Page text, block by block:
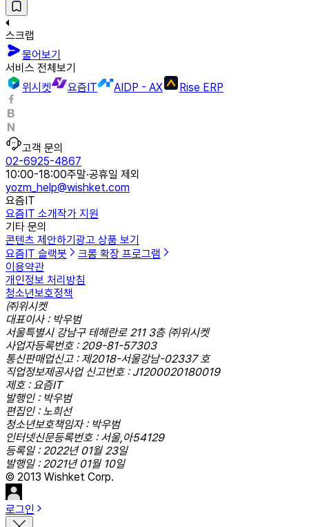
스크랩
물어보기
서비스 전체보기
위시켓
요즘IT AIDP - AX Rise ERP
고객 문의
02-6925-4867
10:00-18:00주말·공휴일 제외
yozm_help@wishket.com
요즘IT
요즘IT 소개작가 지원
기타 문의
콘텐츠 제안하기 광고 상품 보기
요즘IT 슬랙봇
크롬 확장 프로그램
이용약관
개인정보 처리방침
청소년보호정책
㈜위시켓
대표이사 : 박우범
서울특별시 강남구 테헤란로 211 3층 ㈜위시켓
사업자등록번호 : 209-81-57303
통신판매업신고 : 제2018-서울강남-02337 호
직업정보제공사업 신고번호 : J1200020180019
제호 : 요즘IT
발행인 : 박우범
편집인 : 노희선
청소년보호책임자 : 박우범
인터넷신문등록번호 : 서울,아54129
등록일 : 2022년 01월 23일
발행일 : 2021년 01월 10일
© 2013 Wishket Corp.
로그인